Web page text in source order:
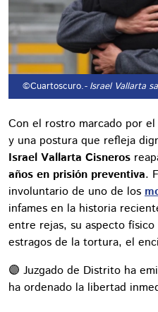
©Cuartoscuro.- Israel Vallarta
Con el rostro marcado por
y una postura que refleja
Israel Vallarta Cisneros
años en prisión preventiva.
involuntario de uno de los
infames en la historia
entre rejas, su aspecto
estragos de la tortura, el
🟣 Juzgado de Distrito ha
ha ordenado la libertad